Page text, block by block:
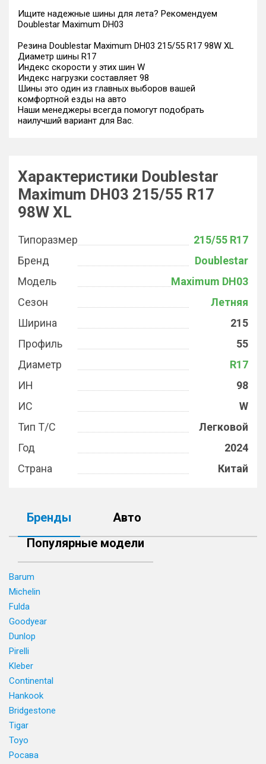
Ищите надежные шины для лета? Рекомендуем
Doublestar Maximum DH03
Резина Doublestar Maximum DH03 215/55 R17 98W XL
Диаметр шины R17
Индекс скорости у этих шин W
Индекс нагрузки составляет 98
Шины это один из главных выборов вашей
комфортной езды на авто
Наши менеджеры всегда помогут подобрать
наилучший вариант для Вас.
Характеристики Doublestar
Maximum DH03 215/55 R17
98W XL
Типоразмер
215/55 R17
Бренд
Doublestar
Модель
Maximum DH03
Сезон
Летняя
Ширина
215
Профиль
55
Диаметр
R17
ИН
98
ИС
W
Тип Т/С
Легковой
Год
2024
Страна
Китай
Бренды
Авто
Популярные модели
Barum
Michelin
Fulda
Goodyear
Dunlop
Pirelli
Kleber
Continental
Hankook
Bridgestone
Tigar
Toyo
Росава